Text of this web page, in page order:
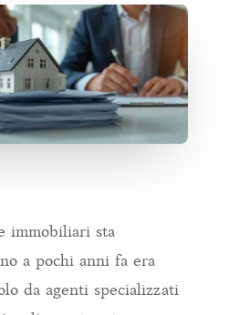
immobiliari sta
a pochi anni fa era
da agenti specializzati